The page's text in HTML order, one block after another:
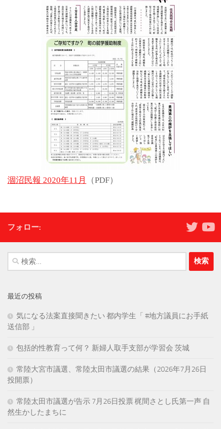
涸沼民報 2020年11月 （PDF）
フォロー:
検
索:
最近の投稿
気になる法案直接聞きたい 都内学生「 #地方議員にお手紙
送信部 」
包括的性教育って何？ 新婦人取手支部が学習会 茨城
常陸大宮市議選、常陸太田市議選の結果（2026年7月26日
投開票）
常陸太田市議選が告示 7月26日投票 梶間さとし氏第一声 自
然生かしたまちに